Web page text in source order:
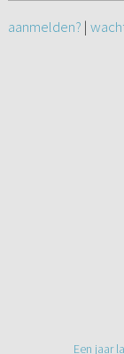
aanmelden? |
Een jaar